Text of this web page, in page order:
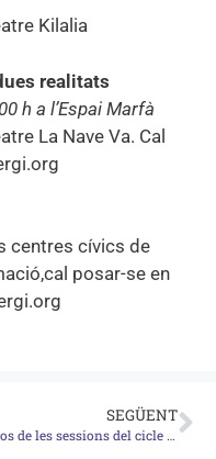
Kilalia
realitats
h a l’Espai Marfà
La Nave Va. Cal
centres cívics de
posar-se en
SEGÜENT
Vídeos de les sessions del cicle Siner[GI]es